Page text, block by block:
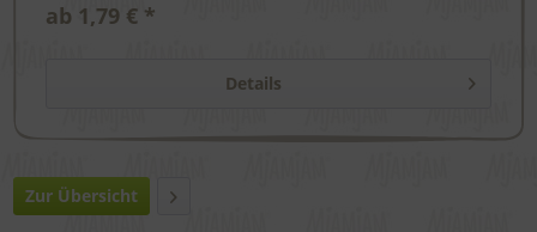
ab 1,79 € *
Details
Zur Übersicht